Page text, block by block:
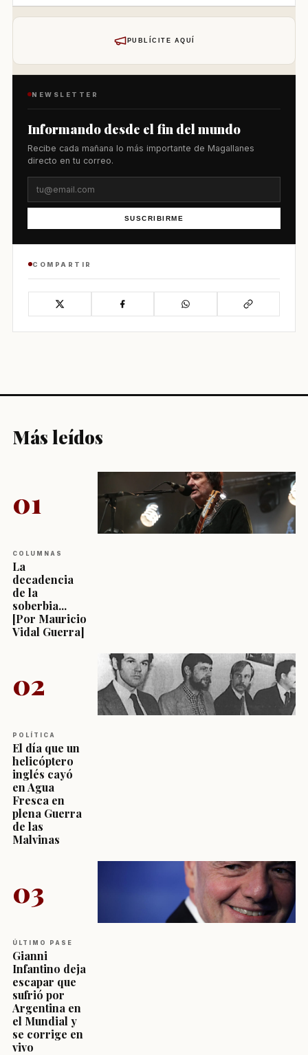
PUBLÍCITE AQUÍ
NEWSLETTER
Informando desde el fin del mundo
Recibe cada mañana lo más importante de Magallanes
directo en tu correo.
SUSCRIBIRME
COMPARTIR
Más leídos
01
COLUMNAS
La
decadencia
de la
soberbia...
[Por Mauricio
Vidal Guerra]
02
POLÍTICA
El día que un
helicóptero
inglés cayó
en Agua
Fresca en
plena Guerra
de las
Malvinas
03
ÚLTIMO PASE
Gianni
Infantino deja
escapar que
sufrió por
Argentina en
el Mundial y
se corrige en
vivo